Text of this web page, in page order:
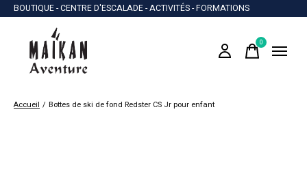
BOUTIQUE - CENTRE D'ESCALADE - ACTIVITÉS - FORMATIONS
0items
Accueil / Bottes de ski de fond Redster CS Jr pour enfant